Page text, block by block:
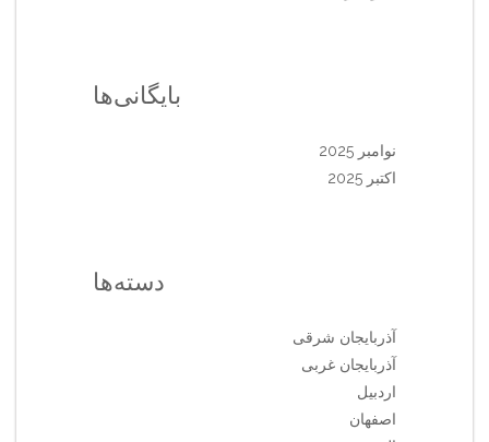
بایگانی‌ها
نوامبر 2025
اکتبر 2025
دسته‌ها
آذربایجان شرقی
آذربایجان غربی
اردبیل
اصفهان